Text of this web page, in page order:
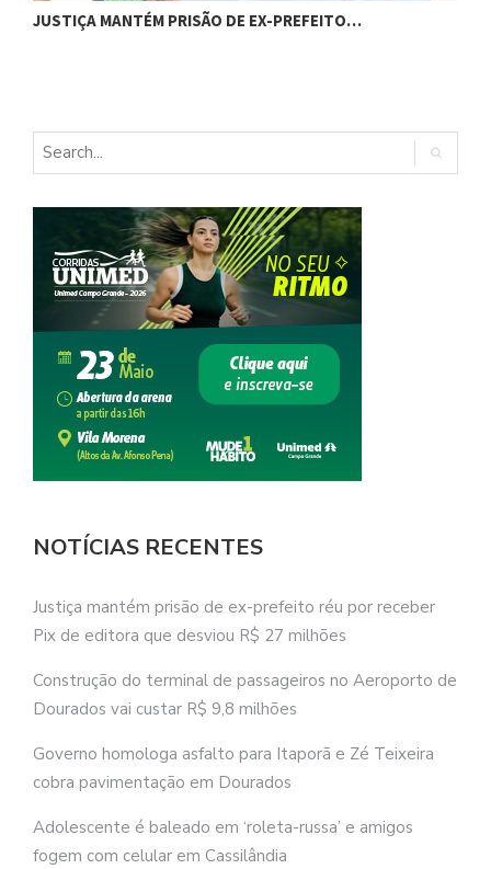
JUSTIÇA MANTÉM PRISÃO DE EX-PREFEITO…
NOTÍCIAS RECENTES
Justiça mantém prisão de ex-prefeito réu por receber
Pix de editora que desviou R$ 27 milhões
Construção do terminal de passageiros no Aeroporto de
Dourados vai custar R$ 9,8 milhões
Governo homologa asfalto para Itaporã e Zé Teixeira
cobra pavimentação em Dourados
Adolescente é baleado em ‘roleta-russa’ e amigos
fogem com celular em Cassilândia